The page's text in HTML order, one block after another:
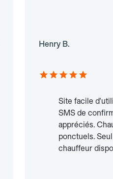
Henry B.
Site facile
SMS de
appréciés.
ponctuels.
chauffeur